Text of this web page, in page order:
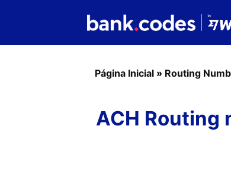
Página Inicial » Routing
ACH Routing